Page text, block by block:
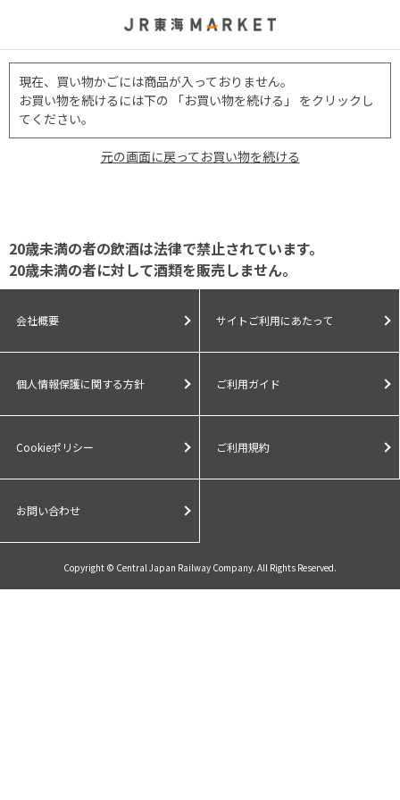
現在、買い物かごには商品が入っておりません。
お買い物を続けるには下の 「お買い物を続ける」 をクリックし
てください。
元の画面に戻ってお買い物を続ける
20歳未満の者の飲酒は法律で禁止されています。
20歳未満の者に対して酒類を販売しません。
会社概要 サイトご利用にあたって
個人情報保護に関する方針 ご利用ガイド
Cookieポリシー ご利用規約
お問い合わせ
Copyright © Central Japan Railway Company. All Rights Reserved.